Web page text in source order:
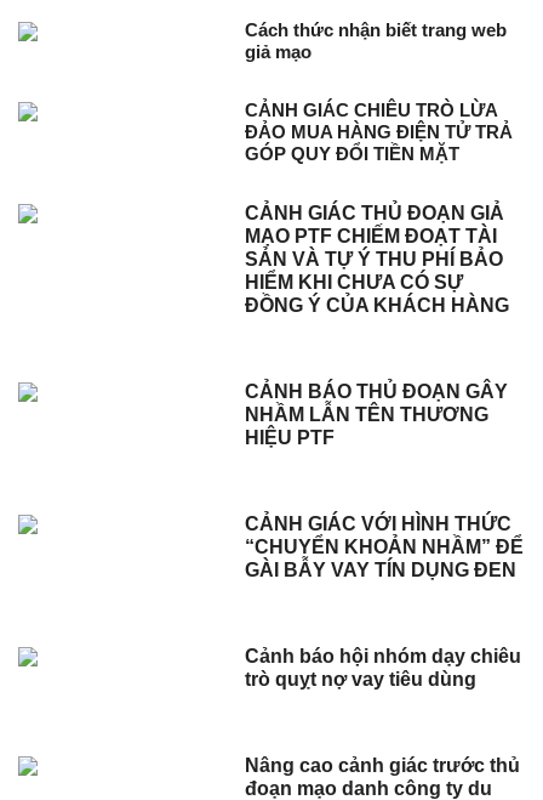
Cách thức nhận biết trang web
giả mạo
CẢNH GIÁC CHIÊU TRÒ LỪA
ĐẢO MUA HÀNG ĐIỆN TỬ TRẢ
GÓP QUY ĐỔI TIỀN MẶT
CẢNH GIÁC THỦ ĐOẠN GIẢ
MẠO PTF CHIẾM ĐOẠT TÀI
SẢN VÀ TỰ Ý THU PHÍ BẢO
HIỂM KHI CHƯA CÓ SỰ
ĐỒNG Ý CỦA KHÁCH HÀNG
CẢNH BÁO THỦ ĐOẠN GÂY
NHẦM LẪN TÊN THƯƠNG
HIỆU PTF
CẢNH GIÁC VỚI HÌNH THỨC
“CHUYỂN KHOẢN NHẦM” ĐỂ
GÀI BẪY VAY TÍN DỤNG ĐEN
Cảnh báo hội nhóm dạy chiêu
trò quỵt nợ vay tiêu dùng
Nâng cao cảnh giác trước thủ
đoạn mạo danh công ty du